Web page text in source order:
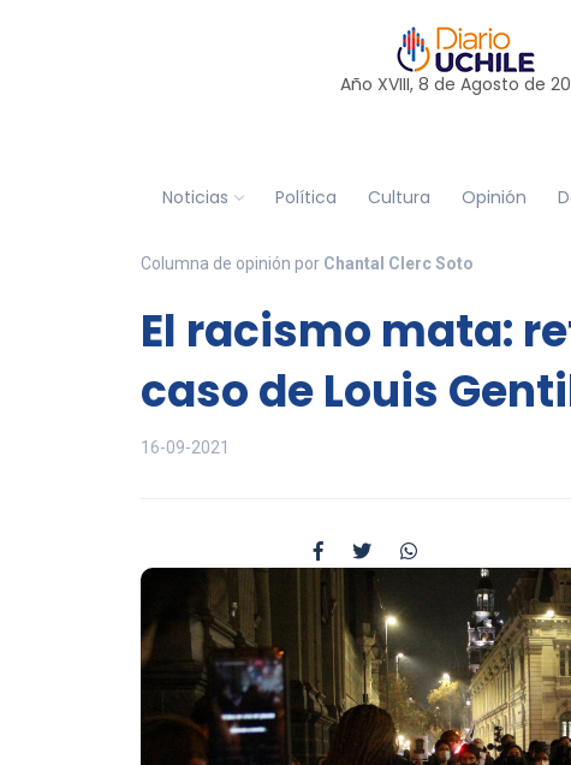
Año XVIII, 8 de Agosto de
Noticias Política Cultura Opinión
Columna de opinión por Chantal Clerc Soto
El racismo mata:
caso de Louis
16-09-2021